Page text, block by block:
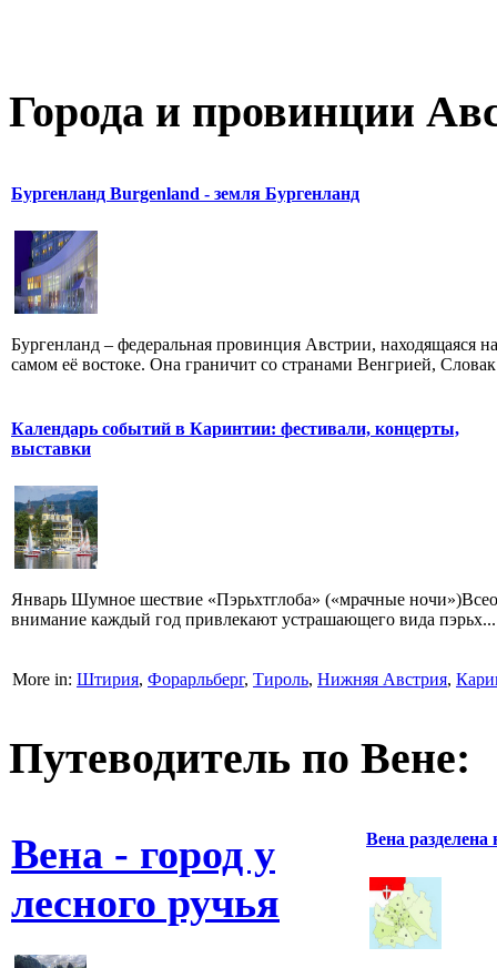
Города и провинции
Бургенланд Burgenland - земля Бургенланд
Бургенланд – федеральная провинция Австрии, находящаяся на
самом её востоке. Она граничит со странами Венгрией,
Календарь событий в Каринтии: фестивали, концерты,
выставки
Январь Шумное шествие «Пэрьхтглоба» («мрачные
внимание каждый год привлекают устрашающего вида пэрьх...
More in: Штирия, Форарльберг, Тироль, Нижняя Австрия,
Путеводитель по Вене:
Вена - город у
лесного ручья
Вена разделена